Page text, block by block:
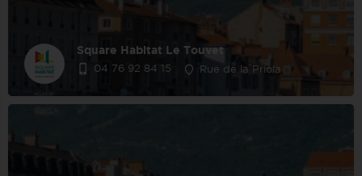
Square Habitat Le Touvet
04 76 92 84 15 Rue de la Priola